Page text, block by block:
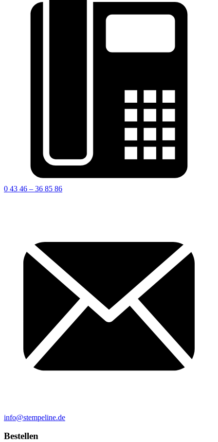
0 43 46 – 36 85 86
info@stempeline.de
Bestellen